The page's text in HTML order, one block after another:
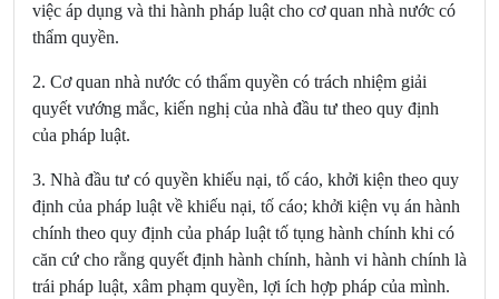
việc áp dụng và thi hành pháp luật cho cơ quan nhà nước có
thẩm quyền.
2. Cơ quan nhà nước có thẩm quyền có trách nhiệm giải
quyết vướng mắc, kiến nghị của nhà đầu tư theo quy định
của pháp luật.
3. Nhà đầu tư có quyền khiếu nại, tố cáo, khởi kiện theo quy
định của pháp luật về khiếu nại, tố cáo; khởi kiện vụ án hành
chính theo quy định của pháp luật tố tụng hành chính khi có
căn cứ cho rằng quyết định hành chính, hành vi hành chính là
trái pháp luật, xâm phạm quyền, lợi ích hợp pháp của mình.